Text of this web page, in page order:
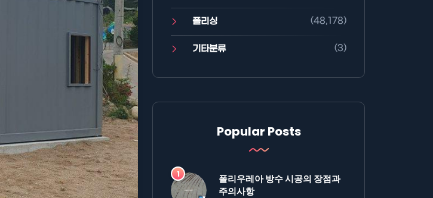
폴리싱 (48,178)
기타분류 (3)
Popular Posts
폴리우레아 방수 시공의 장점과
주의사항